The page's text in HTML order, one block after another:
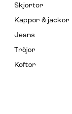
Skjortor
Kappor & jackor
Jeans
Tröjor
Koftor